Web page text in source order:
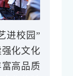
进校园”
化文化
高品质